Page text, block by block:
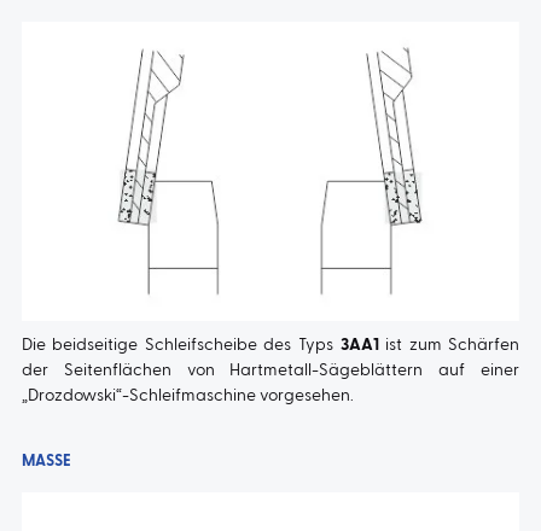
KONTAKT
Die beidseitige Schleifscheibe des Typs 3AA1 ist zum Schärfen
der Seitenflächen von Hartmetall-Sägeblättern auf einer
„Drozdowski“-Schleifmaschine vorgesehen.
MASSE